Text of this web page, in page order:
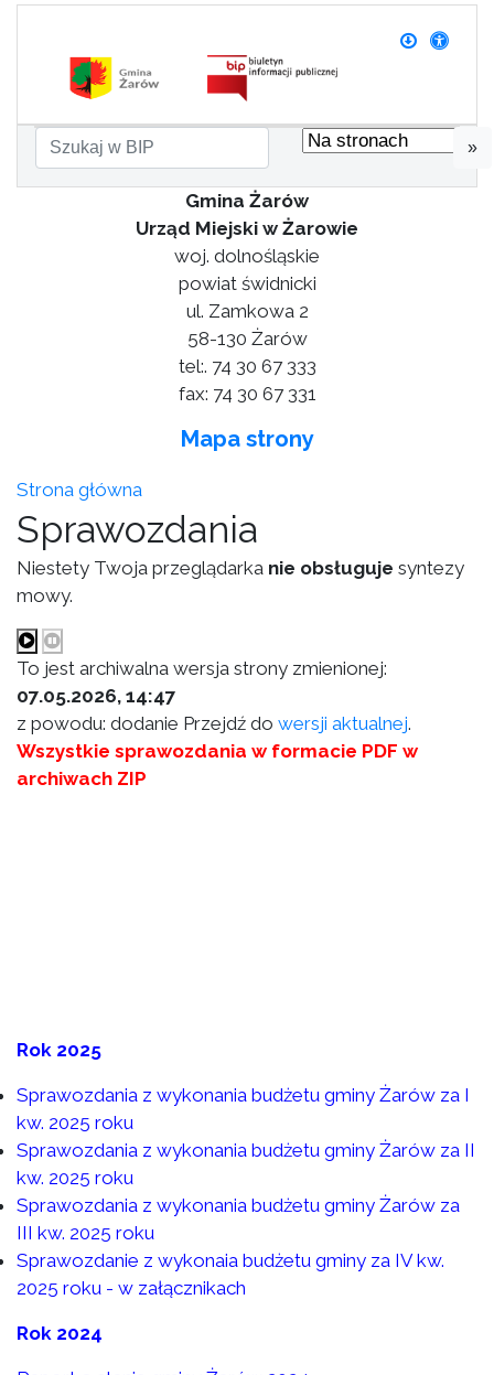
»
Gmina Żarów
Urząd Miejski w Żarowie
woj. dolnośląskie
powiat świdnicki
ul. Zamkowa 2
58-130 Żarów
tel:. 74 30 67 333
fax: 74 30 67 331
Mapa strony
Strona główna
Sprawozdania
Niestety Twoja przeglądarka nie obsługuje syntezy
mowy.
To jest archiwalna wersja strony zmienionej:
07.05.2026, 14:47
z powodu: dodanie Przejdź do wersji aktualnej.
Wszystkie sprawozdania w formacie PDF w
archiwach ZIP
Rok 2025
Sprawozdania z wykonania budżetu gminy Żarów za I
kw. 2025 roku
Sprawozdania z wykonania budżetu gminy Żarów za II
kw. 2025 roku
Sprawozdania z wykonania budżetu gminy Żarów za
III kw. 2025 roku
Sprawozdanie z wykonaia budżetu gminy za IV kw.
2025 roku - w załącznikach
Rok 2024